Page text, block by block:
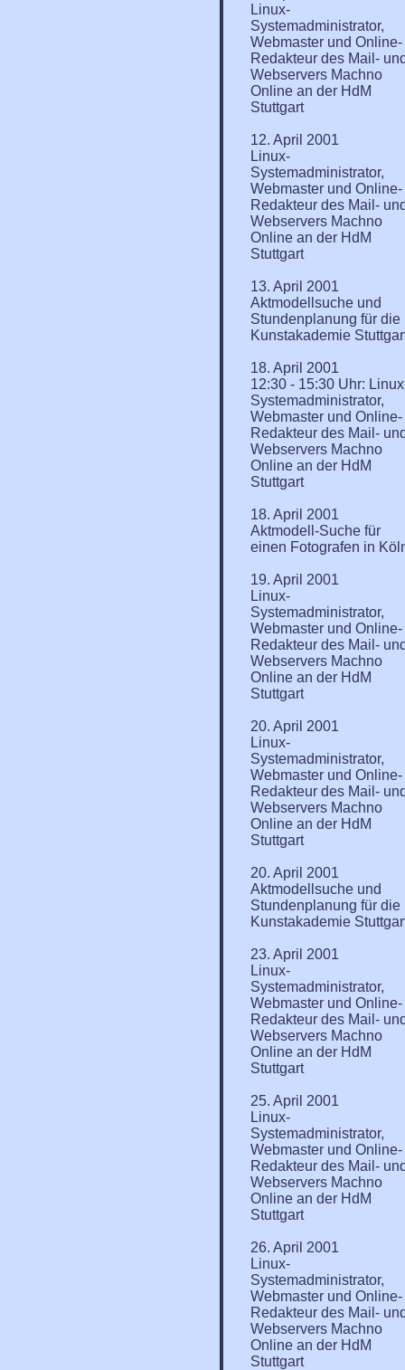
Linux-
Systemadministrator,
Webmaster und Online-
Redakteur des Mail-
Webservers Machno
Online an der HdM
Stuttgart
12. April 2001
Linux-
Systemadministrator,
Webmaster und Online-
Redakteur des Mail-
Webservers Machno
Online an der HdM
Stuttgart
13. April 2001
Aktmodellsuche und
Stundenplanung für die
Kunstakademie
18. April 2001
12:30 - 15:30 Uhr:
Systemadministrator,
Webmaster und Online-
Redakteur des Mail-
Webservers Machno
Online an der HdM
Stuttgart
18. April 2001
Aktmodell-Suche für
einen Fotografen in
19. April 2001
Linux-
Systemadministrator,
Webmaster und Online-
Redakteur des Mail-
Webservers Machno
Online an der HdM
Stuttgart
20. April 2001
Linux-
Systemadministrator,
Webmaster und Online-
Redakteur des Mail-
Webservers Machno
Online an der HdM
Stuttgart
20. April 2001
Aktmodellsuche und
Stundenplanung für die
Kunstakademie
23. April 2001
Linux-
Systemadministrator,
Webmaster und Online-
Redakteur des Mail-
Webservers Machno
Online an der HdM
Stuttgart
25. April 2001
Linux-
Systemadministrator,
Webmaster und Online-
Redakteur des Mail-
Webservers Machno
Online an der HdM
Stuttgart
26. April 2001
Linux-
Systemadministrator,
Webmaster und Online-
Redakteur des Mail-
Webservers Machno
Online an der HdM
Stuttgart